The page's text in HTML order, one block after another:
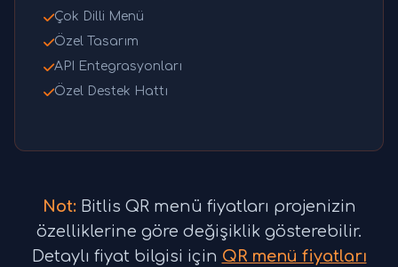
Çok Dilli Menü
Özel Tasarım
API Entegrasyonları
Özel Destek Hattı
Not:Bitlis QR menü fiyatları projenizin
özelliklerine göre değişiklik gösterebilir.
Detaylı fiyat bilgisi için QR menü fiyatları